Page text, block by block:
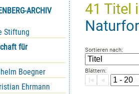
ARCHIV
Stiftung
für
Boegner
Ehrmann
41 Titel
Sortieren nach:
Blättern: